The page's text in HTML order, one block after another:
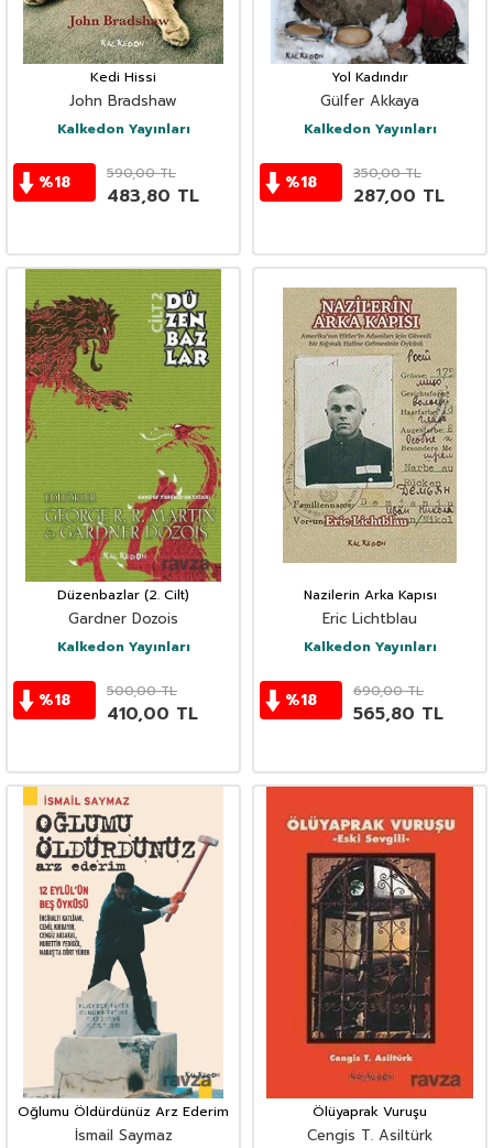
Kedi Hissi
John Bradshaw
Kalkedon Yayınları
%18 590,00TL
483,80 TL
Yol Kadındır
Gülfer Akkaya
Kalkedon Yayınları
%18 350,00TL
287,00 TL
Düzenbazlar (2. Cilt)
Gardner Dozois
Kalkedon Yayınları
%18 500,00TL
410,00 TL
Nazilerin Arka Kapısı
Eric Lichtblau
Kalkedon Yayınları
%18 690,00TL
565,80 TL
Oğlumu Öldürdünüz Arz Ederim
İsmail Saymaz
Ölüyaprak Vuruşu
Cengis T. Asiltürk